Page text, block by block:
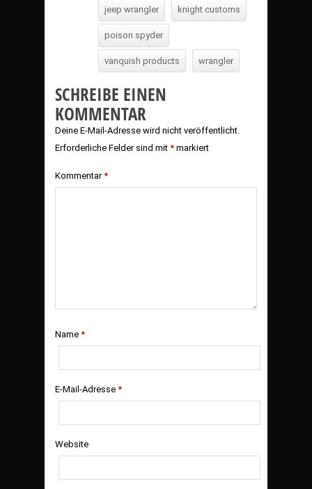
jeep wrangler knight customs
poison spyder
vanquish products wrangler
SCHREIBE EINEN
KOMMENTAR
Deine E-Mail-Adresse wird nicht veröffentlicht.
Erforderliche Felder sind mit * markiert
Kommentar*
Name *
E-Mail-Adresse *
Website